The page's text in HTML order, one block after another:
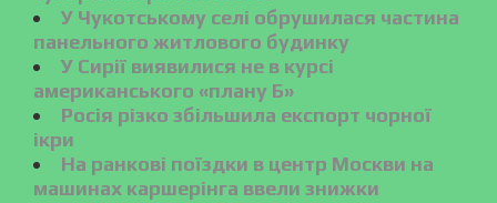
У Чукотському селі обрушилася частина
панельного житлового будинку
У Сирії виявилися не в курсі
американського «плану Б»
Росія різко збільшила експорт чорної
ікри
На ранкові поїздки в центр Москви на
машинах каршерінга ввели знижки